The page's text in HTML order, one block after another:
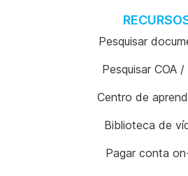
Pesquisar
Pesquisar COA /
Centro de
Biblioteca de
Pagar conta